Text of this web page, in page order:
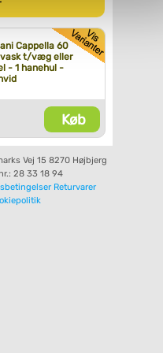
Cappella 60
t/væg eller
- 1 hanehul -
Køb
Vej 15 8270 Højbjerg
28 33 18 94
Returvarer